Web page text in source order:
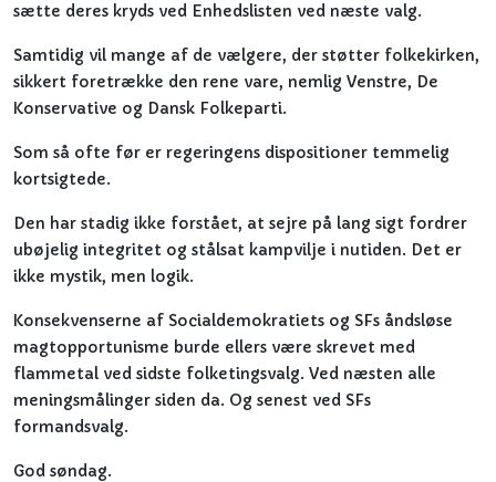
sætte deres kryds ved Enhedslisten ved næste valg.
Samtidig vil mange af de vælgere, der støtter folkekirken,
sikkert foretrække den rene vare, nemlig Venstre, De
Konservative og Dansk Folkeparti.
Som så ofte før er regeringens dispositioner temmelig
kortsigtede.
Den har stadig ikke forstået, at sejre på lang sigt fordrer
ubøjelig integritet og stålsat kampvilje i nutiden. Det er
ikke mystik, men logik.
Konsekvenserne af Socialdemokratiets og SFs åndsløse
magtopportunisme burde ellers være skrevet med
flammetal ved sidste folketingsvalg. Ved næsten alle
meningsmålinger siden da. Og senest ved SFs
formandsvalg.
God søndag.